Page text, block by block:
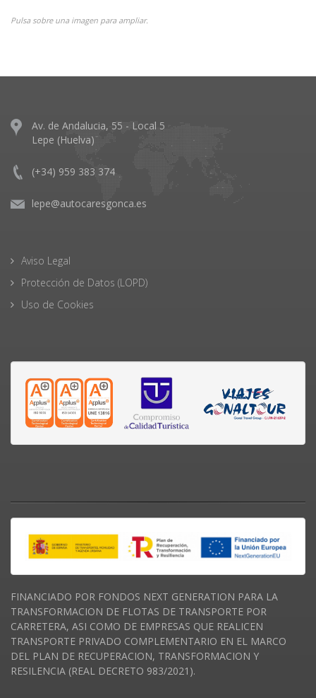
Pulsa sobre una imagen para ampliar.
Av. de Andalucia, 55 - Local 5
Lepe (Huelva)
(+34) 959 383 374
lepe@autocaresgonca.es
Aviso Legal
Protección de Datos (LOPD)
Uso de Cookies
FINANCIADO POR FONDOS NEXT GENERATION PARA LA
TRANSFORMACION DE FLOTAS DE TRANSPORTE POR
CARRETERA, ASI COMO DE EMPRESAS QUE REALICEN
TRANSPORTE PRIVADO COMPLEMENTARIO EN EL MARCO
DEL PLAN DE RECUPERACION, TRANSFORMACION Y
RESILENCIA (REAL DECRETO 983/2021).